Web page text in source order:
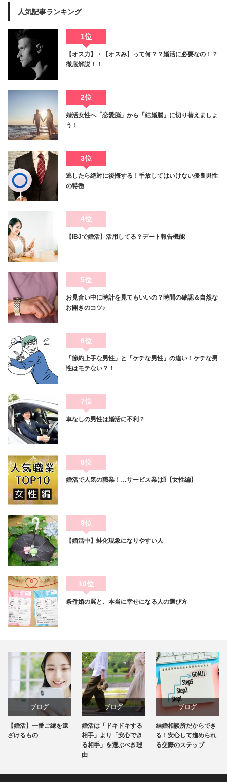
人気記事ランキング
1位
【オス力】・【オスみ】って何？？婚活に必要なの！？
徹底解説！！
2位
婚活女性へ「恋愛脳」から「結婚脳」に切り替えましょ
う！
3位
逃したら絶対に後悔する！手放してはいけない優良男性
の特徴
4位
【IBJで婚活】活用してる？デート報告機能
5位
お見合い中に時計を見てもいいの？時間の確認＆自然な
お開きのコツ♪
6位
「節約上手な男性」と「ケチな男性」の違い！ケチな男
性はモテない？！
7位
車なしの男性は婚活に不利？
8位
婚活で人気の職業！…サービス業は⁉【女性編】
9位
【婚活中】蛙化現象になりやすい人
10位
条件婚の罠と、本当に幸せになる人の選び方
ブログ
婚活は「ドキドキする
相手」より「安心でき
ブログ
結婚相談所だからでき
る！安心して進められ
る交際のステップ
ブログ
お見合いで結婚後の話
はどこまでしたらいい
のでしょうか？